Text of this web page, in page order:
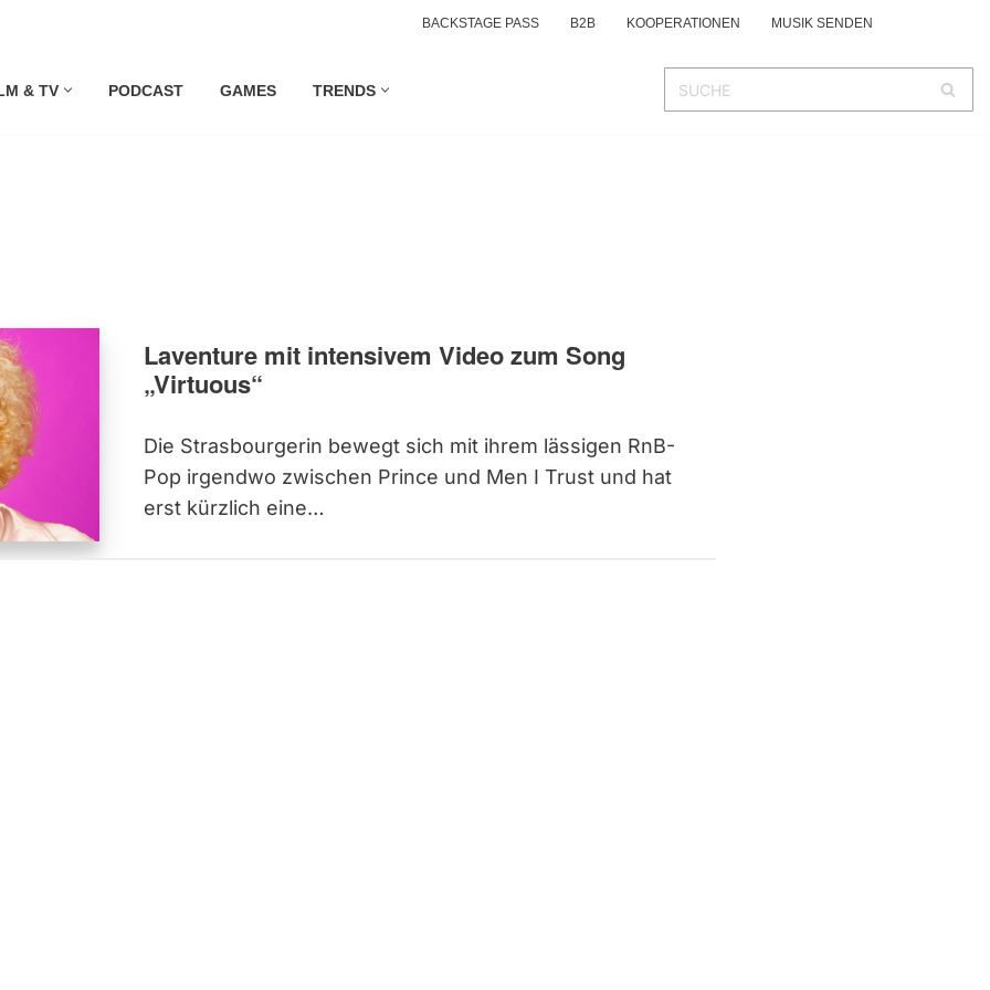
BACKSTAGE PASS B2B KOOPERATIONEN MUSIK SENDEN
& TV PODCAST GAMES TRENDS
Laventure mit intensivem Video zum Song
„Virtuous“
Die Strasbourgerin bewegt sich mit ihrem lässigen RnB-
Pop irgendwo zwischen Prince und Men I Trust und hat
erst kürzlich eine…